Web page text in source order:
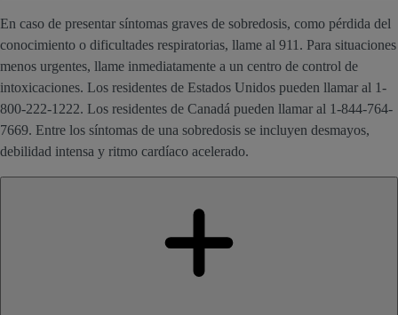
En caso de presentar síntomas graves de sobredosis, como pérdida del
conocimiento o dificultades respiratorias, llame al 911. Para situaciones
menos urgentes, llame inmediatamente a un centro de control de
intoxicaciones. Los residentes de Estados Unidos pueden llamar al 1-
800-222-1222. Los residentes de Canadá pueden llamar al 1-844-764-
7669. Entre los síntomas de una sobredosis se incluyen desmayos,
debilidad intensa y ritmo cardíaco acelerado.